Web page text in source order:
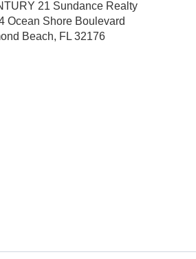
21 Sundance Realty
Ocean Shore Boulevard
Beach, FL 32176